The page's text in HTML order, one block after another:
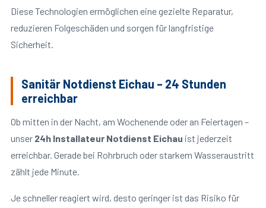
Diese Technologien ermöglichen eine gezielte Reparatur,
reduzieren Folgeschäden und sorgen für langfristige
Sicherheit.
Sanitär Notdienst Eichau – 24 Stunden
erreichbar
Ob mitten in der Nacht, am Wochenende oder an Feiertagen –
unser 24h Installateur Notdienst Eichau ist jederzeit
erreichbar. Gerade bei Rohrbruch oder starkem Wasseraustritt
zählt jede Minute.
Je schneller reagiert wird, desto geringer ist das Risiko für